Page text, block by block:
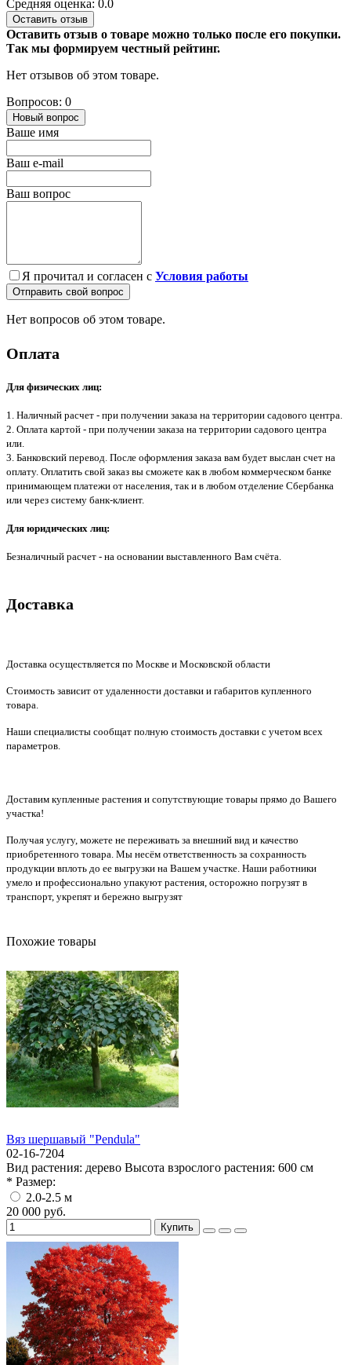
Средняя оценка: 0.0
Оставить отзыв
Оставить отзыв о товаре можно только после его покупки.
Так мы формируем честный рейтинг.
Нет отзывов об этом товаре.
Вопросов: 0
Новый вопрос
Ваше имя
Ваш e-mail
Ваш вопрос
Я прочитал и согласен с Условия работы
Отправить свой вопрос
Нет вопросов об этом товаре.
Оплата
Для физических лиц:
1. Наличный расчет - при получении заказа на территории садового центра.
2. Оплата картой - при получении заказа на территории садового центра
или.
3. Банковский перевод. После оформления заказа вам будет выслан счет на
оплату. Оплатить свой заказ вы сможете как в любом коммерческом банке
принимающем платежи от населения, так и в любом отделение Сбербанка
или через систему банк-клиент.
Для юридических лиц:
Безналичный расчет - на основании выставленного Вам счёта.
Доставка
Доставка осуществляется по Москве и Московской области
Стоимость зависит от удаленности доставки и габаритов купленного
товара.
Наши специалисты сообщат полную стоимость доставки с учетом всех
параметров.
Доставим купленные растения и сопутствующие товары прямо до Вашего
участка!
Получая услугу, можете не переживать за внешний вид и качество
приобретенного товара. Мы несём ответственность за сохранность
продукции вплоть до ее выгрузки на Вашем участке. Наши работники
умело и профессионально упакуют растения, осторожно погрузят в
транспорт, укрепят и бережно выгрузят
Похожие товары
Вяз шершавый "Pendula"
02-16-7204
Вид растения: дерево Высота взрослого растения: 600 см
* Размер:
2.0-2.5 м
20 000 руб.
Купить